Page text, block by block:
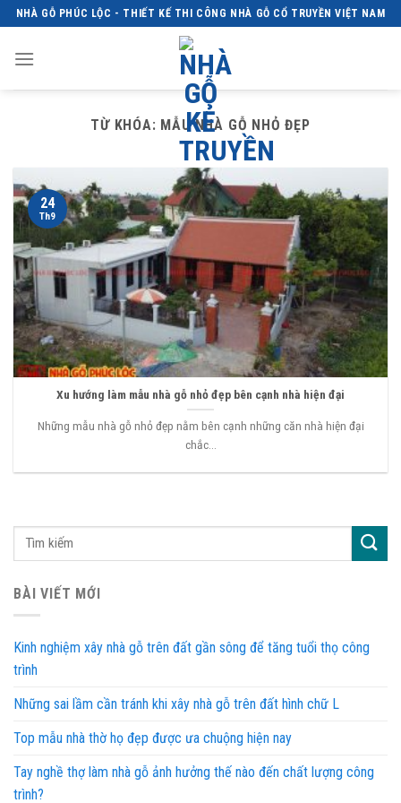
Skip
to
content
NHÀ GỖ PHÚC LỘC - THIẾT KẾ THI CÔNG NHÀ GỖ CỔ TRUYỀN VIỆT NAM
TỪ KHÓA: MẪU NHÀ GỖ NHỎ ĐẸP
Xu hướng làm mẫu nhà gỗ nhỏ đẹp bên cạnh nhà hiện đại
Những mẫu nhà gỗ nhỏ đẹp nằm bên cạnh những căn nhà hiện đại
chắc...
24
Th9
BÀI VIẾT MỚI
Kinh nghiệm xây nhà gỗ trên đất gần sông để tăng tuổi thọ công
trình
Những sai lầm cần tránh khi xây nhà gỗ trên đất hình chữ L
Top mẫu nhà thờ họ đẹp được ưa chuộng hiện nay
Tay nghề thợ làm nhà gỗ ảnh hưởng thế nào đến chất lượng công
trình?